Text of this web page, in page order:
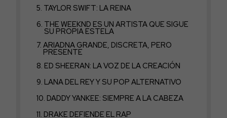
TAYLOR SWIFT: LA REINA
THE WEEKND ES UN ARTISTA QUE SIGUE
SU PROPIA ESTELA
ARIADNA GRANDE, DISCRETA, PERO
PRESENTE
ED SHEERAN: LA VOZ DE LA CREACIÓN
LANA DEL REY Y SU POP ALTERNATIVO
DADDY YANKEE: SIEMPRE A LA CABEZA
DRAKE DEFIENDE EL RAP